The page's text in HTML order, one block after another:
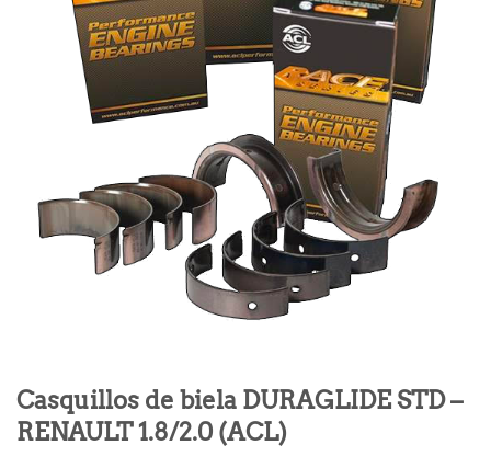
Casquillos de biela DURAGLIDE STD –
RENAULT 1.8/2.0 (ACL)